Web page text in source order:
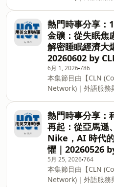
YouTube 和 Spotify
http://
製作團隊：Reina
Lily Wong、Alice
Derek Tu CLN
熱門時事、生活趨勢
懂深度話題，穩定提
免費取得本集逐字稿
https://reurl.cc/yOKa32 👇 填表
HOT 電子報，每月用
界趨勢： https://reurl.cc/kp1ear 👇 一邊
看逐字稿一邊聽不是
YouTube 和 Spotify
http://
如果對體態焦慮有興
聽 👉 EP8：容貌焦
不夠好？你有容貌焦
熱門時事分享：
金礦：從失眠焦
解密睡眠經濟大
20260602 by
6月 1, 2026786
本集節目由【CLN
Network)｜外語服務
熱門時事、生活趨勢
懂深度話題，穩定提
免費取得本集逐字稿
https://reurl.cc/X2abyE 👇 填表
HOT 電子報，每月用
界趨勢： https://reurl.cc/kp1ear 👇 一邊
看逐字稿一邊聽不是
YouTube 和 Spotify
熱門時事分享：
再起：從亞馬遜
Nike，AI 時代
懼｜20260526
5月 25, 2026764
本集節目由【CLN
Network)｜外語服務